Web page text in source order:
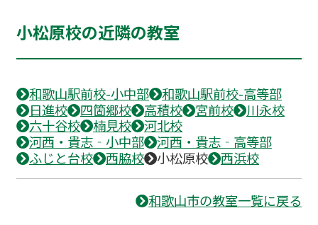
小松原校の近隣の教室
和歌山駅前校-小中部
和歌山駅前校-高等部
日進校
四箇郷校 高積校 宮前校
川永校
六十谷校
楠見校
河北校
河西・貴志‐小中部
河西・貴志‐高等部
ふじと台校
西脇校 小松原校 西浜校
和歌山市の教室一覧に戻る